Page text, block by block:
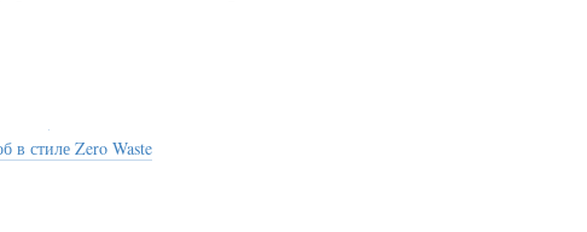
в стиле Zero Waste